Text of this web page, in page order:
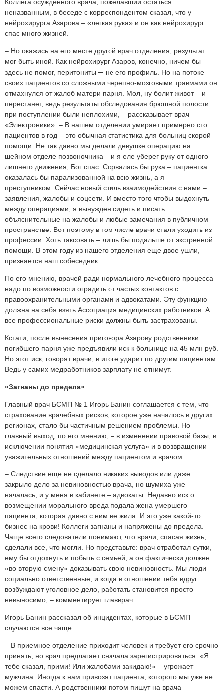
Коллега осужденного врача, пожелавший остаться
неназванным, в беседе с корреспондентом сказал, что у
нейрохирурга Азарова – «легкая рука» и он как нейрохирург
спас много жизней.
– Но окажись на его месте другой врач отделения, результат
мог быть иной. Как нейрохирург Азаров, конечно, ничем бы
здесь не помог, перитониты – не его профиль. Но на потоке
своих пациентов со сложными черепно-мозговыми травмами он
отмахнулся от жалоб матери парня. Мол, ну болит живот – и
перестанет, ведь результаты обследования брюшной полости
при поступлении были неплохими, – рассказывает врач
«Электроники». – В нашем отделении умирает примерно сто
пациентов в год – это обычная статистика для больниц скорой
помощи. Не так давно мы делали девушке операцию на
шейном отделе позвоночника – и я еле уберег руку от одного
лишнего движения, Бог спас. Сорвалась бы рука – пациентка
оказалась бы парализованной на всю жизнь, а я –
преступником. Сейчас новый стиль взаимодействия с нами –
заявления, жалобы и соцсети. И вместо того чтобы выдохнуть
между операциями, я вынужден сидеть и писать
объяснительные на жалобы и любые замечания в публичном
пространстве. Вот поэтому в том числе врачи стали уходить из
профессии. Хоть таксовать – лишь бы подальше от экстренной
помощи. В этом году из нашего отделения еще двое ушли, –
признается наш собеседник.
По его мнению, врачей ради нормального лечебного процесса
надо по возможности оградить от частых контактов с
правоохранительными органами и адвокатами. Эту функцию
должна на себя взять Ассоциация медицинских работников. А
все профессиональные риски должны быть застрахованы.
Кстати, после вынесения приговора Азарову родственники
погибшего парня уже предъявили иск к больнице на 45 млн руб.
Но этот иск, говорят врачи, в итоге ударит по другим пациентам.
Ведь у самих медработников зарплату не отнимут.
«Загнаны до предела»
Главный врач БСМП № 1 Игорь Банин соглашается с тем, что
страхование врачебных рисков, которое уже началось в других
регионах, стало бы частичным решением проблемы. Но
главный выход, по его мнению, – в изменении правовой базы, в
исключении понятия «медицинская услуга» и в возвращении
уважительных отношений между пациентом и врачом.
– Следствие еще не сделало никаких выводов или даже
закрыло дело за невиновностью врача, но шумиха уже
началась, и у меня в кабинете – адвокаты. Недавно иск о
возмещении морального вреда подала жена умершего
пациента, которая давно с ним не жила. И это уже какой-то
бизнес на крови! Коллеги загнаны и напряжены до предела.
Чаще всего следователи понимают, что врачи, спасая жизнь,
сделали все, что могли. Но представьте: врач отработал сутки,
ему бы отдохнуть и побыть с семьей, а он фактически должен
«во вторую смену» доказывать свою невиновность. Мы люди
социально ответственные, и когда в отношении тебя вдруг
возбуждают уголовное дело, работать становится просто
невыносимо, – комментирует главврач.
Игорь Банин рассказал об инцидентах, которые в БСМП
случаются все чаще.
– В приемное отделение приходит человек и требует его срочно
принять, но врач предлагает сначала зарегистрироваться. «Я
тебе сказал, прими! Или жалобами закидаю!» – угрожает
мужчина. Иногда к нам приво­зят пациента, которого мы уже не
можем спасти. А родственники потом пишут на врача